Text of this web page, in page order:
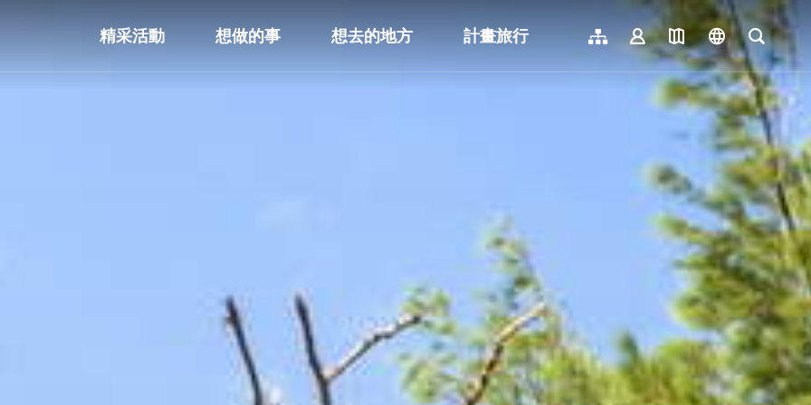
精采活動 想做的事 想去的地方 計畫旅行
網站導覽會員登入地圖導覽language
English
日本語
簡體中文
Indonesia
ไทย
Người việt nam
全文檢